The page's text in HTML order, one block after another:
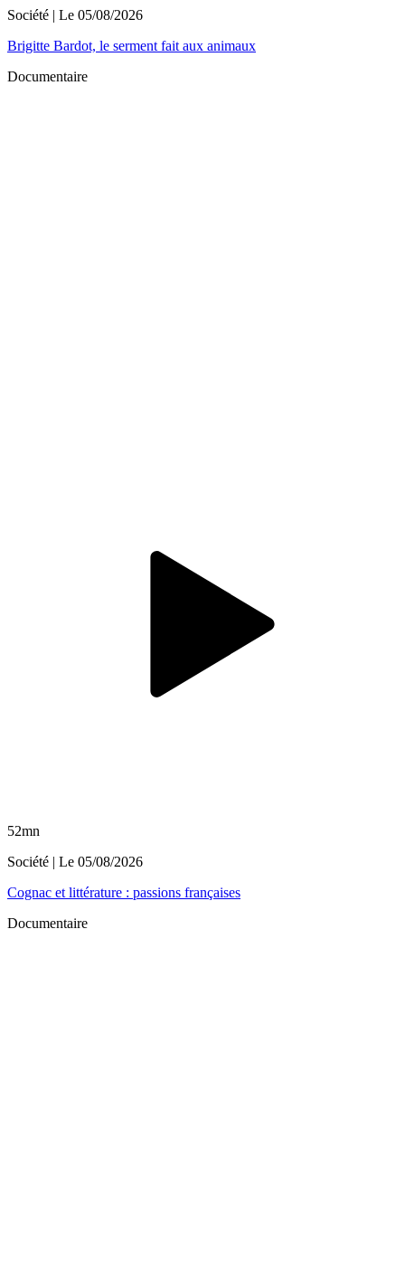
Société | Le 05/08/2026
Brigitte Bardot, le serment fait aux animaux
Documentaire
52mn
Société | Le 05/08/2026
Cognac et littérature : passions françaises
Documentaire